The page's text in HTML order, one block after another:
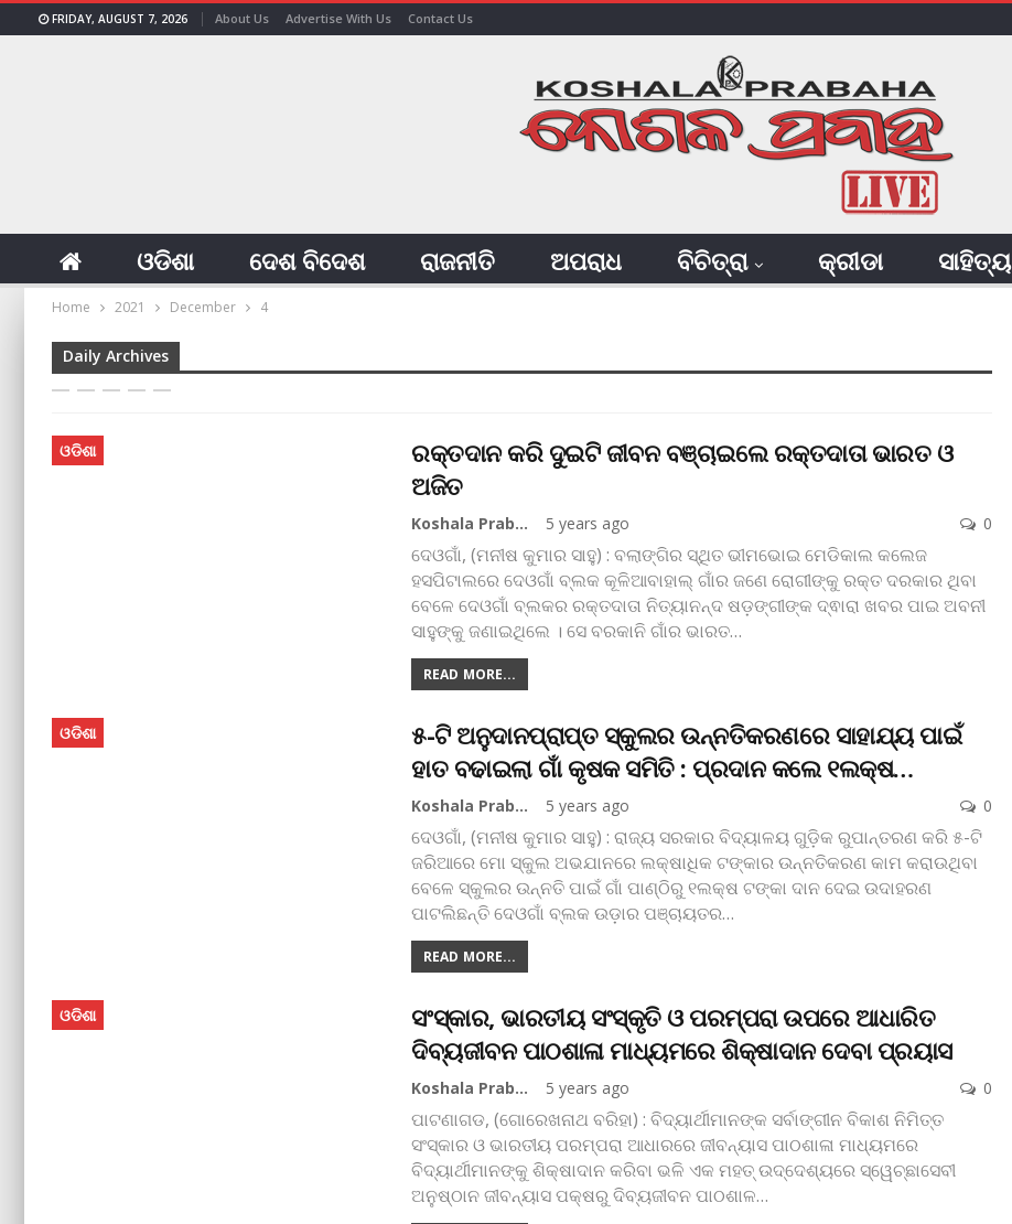
FRIDAY, AUGUST 7, 2026 About Us Advertise With Us Contact Us
ଓଡିଶା ଦେଶ ବିଦେଶ ରାଜନୀତି ଅପରାଧ ବିଚିତ୍ରା କ୍ରୀଡା ସାହିତ୍ୟ
Home 2021 December 4
Daily Archives
ଓଡିଶା
ରକ୍ତଦାନ କରି ଦୁଇଟି ଜୀବନ ବଞ୍ଚାଇଲେ ରକ୍ତଦାତା ଭାରତ ଓ
ଅଜିତ
Koshala Prabaha 5 years ago 0
ଦେଓଗାଁ, (ମନୀଷ କୁମାର ସାହୁ) : ବଲାଙ୍ଗିର ସ୍ଥିତ ଭୀମଭୋଇ ମେଡିକାଲ କଲେଜ
ହସପିଟାଲରେ ଦେଓଗାଁ ବ୍ଲକ କୂଳିଆବାହାଲ୍ ଗାଁର ଜଣେ ରୋଗୀଙ୍କୁ ରକ୍ତ ଦରକାର ଥିବା
ବେଳେ ଦେଓଗାଁ ବ୍ଲକର ରକ୍ତଦାତା ନିତ୍ୟାନନ୍ଦ ଷଡ଼ଙ୍ଗୀଙ୍କ ଦ୍ଵାରା ଖବର ପାଇ ଅବନୀ
ସାହୁଙ୍କୁ ଜଣାଇଥିଲେ । ସେ ବରକାନି ଗାଁର ଭାରତ…
READ MORE...
ଓଡିଶା
୫-ଟି ଅନୁଦାନପ୍ରାପ୍ତ ସ୍କୁଲର ଉନ୍ନତିକରଣରେ ସାହାଯ୍ୟ ପାଇଁ
ହାତ ବଢାଇଲା ଗାଁ କୃଷକ ସମିତି : ପ୍ରଦାନ କଲେ ୧ଲକ୍ଷ…
Koshala Prabaha 5 years ago 0
ଦେଓଗାଁ, (ମନୀଷ କୁମାର ସାହୁ) : ରାଜ୍ୟ ସରକାର ବିଦ୍ୟାଳୟ ଗୁଡ଼ିକ ରୁପାନ୍ତରଣ କରି ୫-ଟି
ଜରିଆରେ ମୋ ସ୍କୁଲ ଅଭଯାନରେ ଲକ୍ଷାଧିକ ଟଙ୍କାର ଉନ୍ନତିକରଣ କାମ କରାଉଥିବା
ବେଳେ ସ୍କୁଲର ଉନ୍ନତି ପାଇଁ ଗାଁ ପାଣ୍ଠିରୁ ୧ଲକ୍ଷ ଟଙ୍କା ଦାନ ଦେଇ ଉଦାହରଣ
ପାଟଲିଛନ୍ତି ଦେଓଗାଁ ବ୍ଲକ ଉଡ଼ାର ପଞ୍ଚାୟତର…
READ MORE...
ଓଡିଶା
ସଂସ୍କାର, ଭାରତୀୟ ସଂସ୍କୃତି ଓ ପରମ୍ପରା ଉପରେ ଆଧାରିତ
ଦିବ୍ୟଜୀବନ ପାଠଶାଳା ମାଧ୍ୟମରେ ଶିକ୍ଷାଦାନ ଦେବା ପ୍ରୟାସ
Koshala Prabaha 5 years ago 0
ପାଟଣାଗଡ, (ଗୋରେଖନାଥ ବରିହା) : ବିଦ୍ୟାର୍ଥୀମାନଙ୍କ ସର୍ବାଙ୍ଗୀନ ବିକାଶ ନିମିତ୍ତ
ସଂସ୍କାର ଓ ଭାରତୀୟ ପରମ୍ପରା ଆଧାରରେ ଜୀବନ୍ୟାସ ପାଠଶାଳା ମାଧ୍ୟମରେ
ବିଦ୍ୟାର୍ଥୀମାନଙ୍କୁ ଶିକ୍ଷାଦାନ କରିବା ଭଳି ଏକ ମହତ୍ ଉଦ୍ଦେଶ୍ୟରେ ସ୍ୱେଚ୍ଛାସେବୀ
ଅନୁଷ୍ଠାନ ଜୀବନ୍ୟାସ ପକ୍ଷରୁ ଦିବ୍ୟଜୀବନ ପାଠଶାଳ…